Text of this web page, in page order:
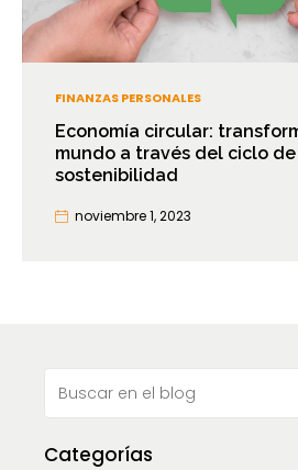
Categorías
FINANZAS PERSONALES
Economía circular:
mundo a través del ciclo
sostenibilidad
noviembre 1, 2023